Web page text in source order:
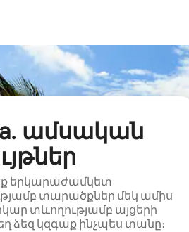
ամսական
երկարաժամկետ
տարածքներ մեկ ամիս
տևողությամբ այցերի
ձեզ կզգաք ինչպես տանը։